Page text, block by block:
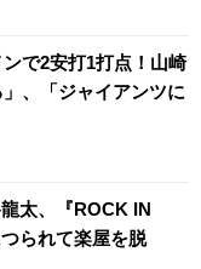
で2安打1打点！山崎
、「ジャイアンツに
太、『ROCK IN
られて楽屋を脱